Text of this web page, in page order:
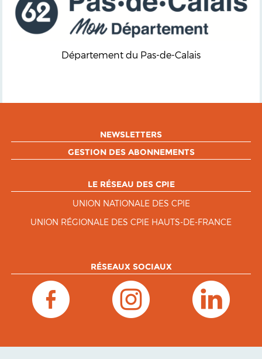
Département du Pas-de-Calais
NEWSLETTERS
GESTION DES ABONNEMENTS
LE RÉSEAU DES CPIE
UNION NATIONALE DES CPIE
UNION RÉGIONALE DES CPIE HAUTS-DE-FRANCE
RÉSEAUX SOCIAUX